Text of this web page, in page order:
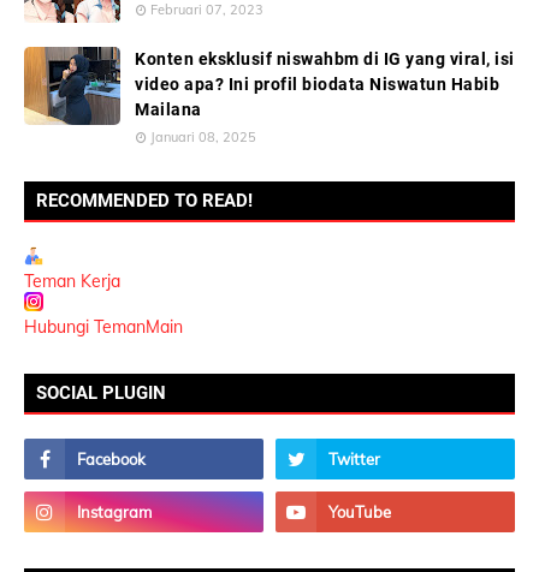
Februari 07, 2023
Konten eksklusif niswahbm di IG yang viral, isi
video apa? Ini profil biodata Niswatun Habib
Mailana
Januari 08, 2025
RECOMMENDED TO READ!
Teman Kerja
Hubungi TemanMain
SOCIAL PLUGIN